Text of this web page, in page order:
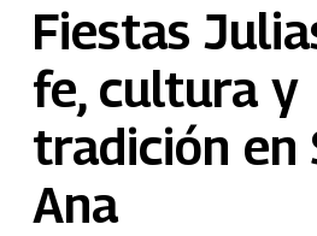
Fiestas
fe, cultura y
tradición en
Ana